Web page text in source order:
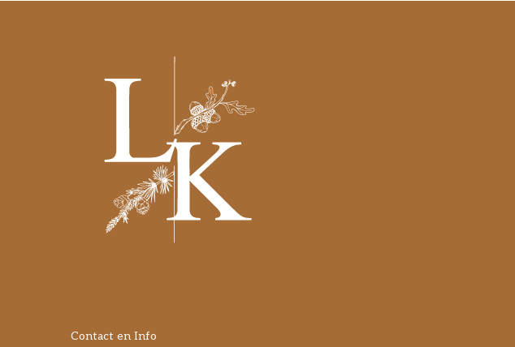
Contact en Info